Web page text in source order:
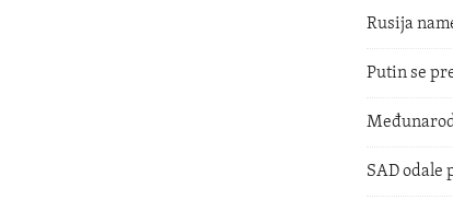
Rusija
Putin se
SAD odale